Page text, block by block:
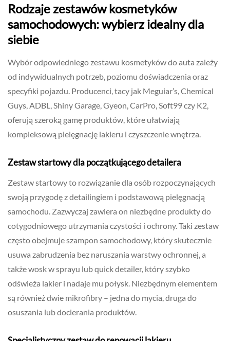
Rodzaje zestawów kosmetyków
samochodowych: wybierz idealny dla
siebie
Wybór odpowiedniego zestawu kosmetyków do auta zależy
od indywidualnych potrzeb, poziomu doświadczenia oraz
specyfiki pojazdu. Producenci, tacy jak Meguiar’s, Chemical
Guys, ADBL, Shiny Garage, Gyeon, CarPro, Soft99 czy K2,
oferują szeroką gamę produktów, które ułatwiają
kompleksową pielęgnację lakieru i czyszczenie wnętrza.
Zestaw startowy dla początkującego detailera
Zestaw startowy to rozwiązanie dla osób rozpoczynających
swoją przygodę z detailingiem i podstawową pielęgnacją
samochodu. Zazwyczaj zawiera on niezbędne produkty do
cotygodniowego utrzymania czystości i ochrony. Taki zestaw
często obejmuje szampon samochodowy, który skutecznie
usuwa zabrudzenia bez naruszania warstwy ochronnej, a
także wosk w sprayu lub quick detailer, który szybko
odświeża lakier i nadaje mu połysk. Niezbędnym elementem
są również dwie mikrofibry – jedna do mycia, druga do
osuszania lub docierania produktów.